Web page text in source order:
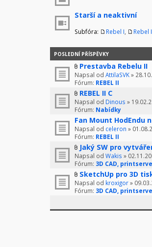
Starší a neaktivní
Subfóra: Rebel I Rebel
POSLEDNÍ PŘÍSPĚVKY
Prestavba Rebelu II
Napsal od AttilaSVK»
Fórum: REBEL II
REBEL II C
Napsal od Dinous »
Fórum: Nabídky
Fan Mount HodEndu
Napsal od celeron »
Fórum: REBEL II
Jaký SW pro
Napsal od Wakis »
Fórum: 3D CAD,
SketchUp pro 3D
Napsal od kroxigor»
Fórum: 3D CAD,